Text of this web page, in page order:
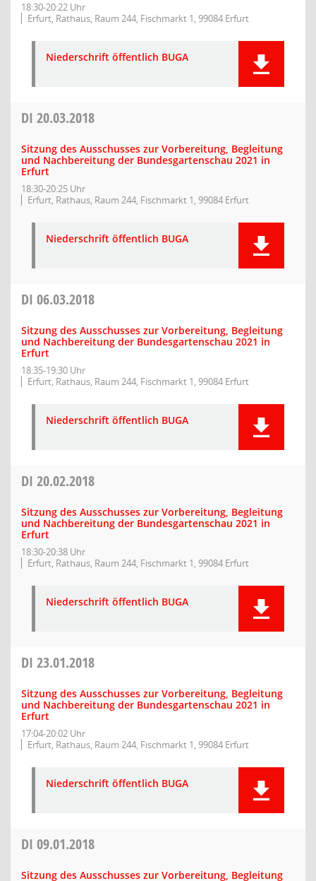
18:30-20:22 Uhr
Erfurt, Rathaus, Raum 244, Fischmarkt 1, 99084 Erfurt
Niederschrift öffentlich BUGA
DI 20.03.2018
Sitzung des Ausschusses zur Vorbereitung, Begleitung
und Nachbereitung der Bundesgartenschau 2021 in
Erfurt
18:30-20:25 Uhr
Erfurt, Rathaus, Raum 244, Fischmarkt 1, 99084 Erfurt
Niederschrift öffentlich BUGA
DI 06.03.2018
Sitzung des Ausschusses zur Vorbereitung, Begleitung
und Nachbereitung der Bundesgartenschau 2021 in
Erfurt
18:35-19:30 Uhr
Erfurt, Rathaus, Raum 244, Fischmarkt 1, 99084 Erfurt
Niederschrift öffentlich BUGA
DI 20.02.2018
Sitzung des Ausschusses zur Vorbereitung, Begleitung
und Nachbereitung der Bundesgartenschau 2021 in
Erfurt
18:30-20:38 Uhr
Erfurt, Rathaus, Raum 244, Fischmarkt 1, 99084 Erfurt
Niederschrift öffentlich BUGA
DI 23.01.2018
Sitzung des Ausschusses zur Vorbereitung, Begleitung
und Nachbereitung der Bundesgartenschau 2021 in
Erfurt
17:04-20:02 Uhr
Erfurt, Rathaus, Raum 244, Fischmarkt 1, 99084 Erfurt
Niederschrift öffentlich BUGA
DI 09.01.2018
Sitzung des Ausschusses zur Vorbereitung, Begleitung